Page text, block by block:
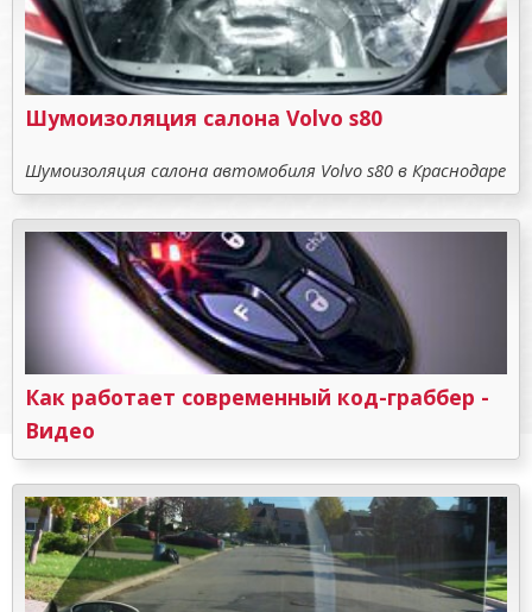
Шумоизоляция салона Volvo s80
Шумоизоляция салона автомобиля Volvo s80 в Краснодаре
Как работает современный код-граббер -
Видео